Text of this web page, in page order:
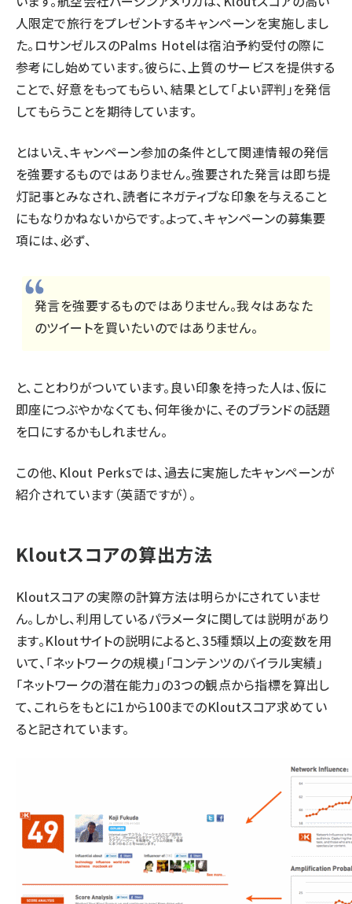
人限定で旅行をプレゼントするキャンペーンを実施しまし
た。ロサンゼルスのPalms Hotelは宿泊予約受付の際に
参考にし始めています。彼らに、上質のサービスを提供する
ことで、好意をもってもらい、結果として「よい評判」を発信
してもらうことを期待しています。
とはいえ、キャンペーン参加の条件として関連情報の発信
を強要するものではありません。強要された発言は即ち提
灯記事とみなされ、読者にネガティブな印象を与えること
にもなりかねないからです。よって、キャンペーンの募集要
項には、必ず、
発言を強要するものではありません。我々はあなた
のツイートを買いたいのではありません。
と、ことわりがついています。良い印象を持った人は、仮に
即座につぶやかなくても、何年後かに、そのブランドの話題
を口にするかもしれません。
この他、 Klout Perksでは、過去に実施したキャンペーンが
紹介されています（英語ですが）。
Kloutスコアの算出方法
Kloutスコアの実際の計算方法は明らかにされていませ
ん。しかし、利用しているパラメータに関しては説明があり
ます。Kloutサイトの説明によると、35種類以上の変数を用
いて、「ネットワークの規模」「コンテンツのバイラル実績」
「ネットワークの潜在能力」の3つの観点から指標を算出し
て、これらをもとに1から100までのKloutスコア求めてい
ると記されています。